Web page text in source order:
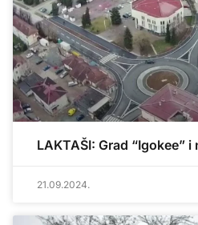
LAKTAŠI: Grad “Igokee”
21.09.2024.